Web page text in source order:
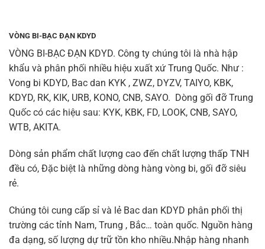
VÒNG BI-BẠC ĐẠN KDYD
VÒNG BI-BẠC ĐẠN KDYD. Công ty chúng tôi là nhà hập
khẩu và phân phối nhiều hiệu xuất xứ Trung Quốc. Như :
Vong bi KDYD, Bac dan KYK , ZWZ, DYZV, TAIYO, KBK,
KDYD, RK, KIK, URB, KONO, CNB, SAYO. Dòng gối đỡ Trung
Quốc có các hiệu sau: KYK, KBK, FD, LOOK, CNB, SAYO,
WTB, AKITA.
Dòng sản phẩm chất lượng cao đến chất lượng thấp TNH
đều có, Đặc biệt là những dòng hàng vòng bi, gối đỡ siêu
rẻ.
Chúng tôi cung cấp sỉ và lẻ Bac dan KDYD phân phối thị
trường các tỉnh Nam, Trung , Bắc… toàn quốc. Nguồn hàng
đa dạng, số lượng dự trữ tồn kho nhiều.Nhập hàng nhanh